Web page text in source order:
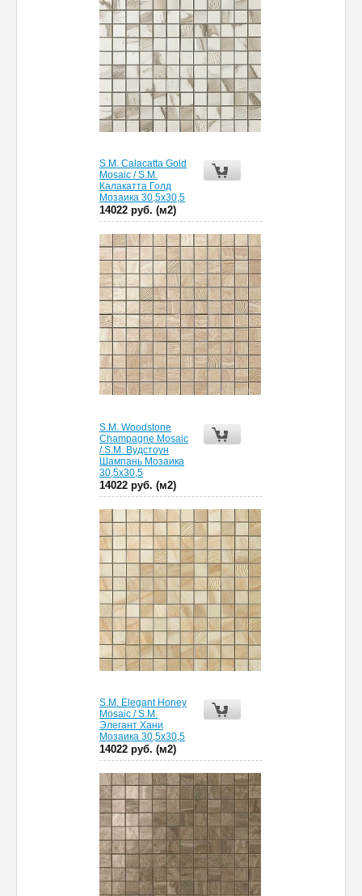
S.M. Calacatta Gold
Mosaic / S.M.
Калакатта Голд
Мозаика 30,5х30,5
14022 руб. (м2)
S.M. Woodstone
Champagne Mosaic
/ S.M. Вудстоун
Шампань Мозаика
30,5х30,5
14022 руб. (м2)
S.M. Elegant Honey
Mosaic / S.M.
Элегант Хани
Мозаика 30,5х30,5
14022 руб. (м2)